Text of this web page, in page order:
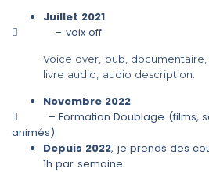
Juillet 2021
– voix off
Voice over, pub,
livre audio, audio description.
Novembre 2022
– Formation Doublage (films,
animés)
Depuis 2022, je prends des
1h par semaine